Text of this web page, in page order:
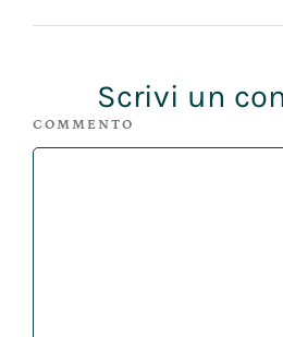
Scrivi un
COMMENTO